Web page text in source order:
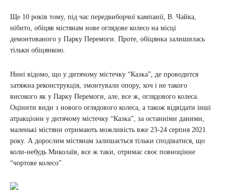
Ще 10 років тому, під час передвиборчої кампанії, В. Чайка,
нібито, обіцяв містянам нове оглядове колесо на місці
демонтованого у Парку Перемоги. Проте, обіцянка залишилась
тільки обіцянкою.
Нині відомо, що у дитячому містечку “Казка”, де проводится
затяжна реконструкція, змонтували опору, хоч і не такого
високого як у Парку Перемоги, але, все ж, оглядового колеса.
Оцінити види з нового оглядового колеса, а також відвідати інші
атракціони у дитячому містечку “Казка”, за останніми даними,
маленькі містяни отримають можливість вже 23-24 серпня 2021
року. А дорослим містянам залишається тільки сподіватися, що
коли-небудь Миколаїв, все ж таки, отримає своє повноцінне
“чортове колесо”.